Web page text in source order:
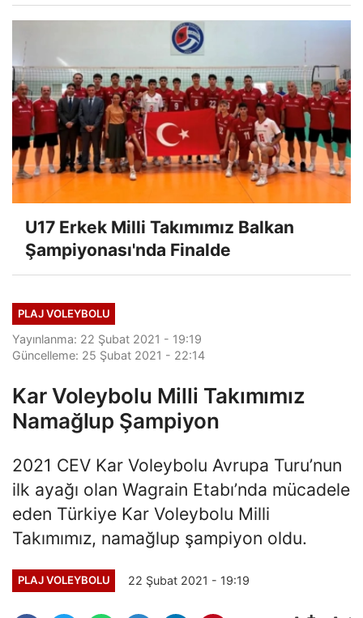
U17 Erkek Milli Takımımız Balkan
Şampiyonası'nda Finalde
PLAJ VOLEYBOLU
Yayınlanma: 22 Şubat 2021 - 19:19
Güncelleme: 25 Şubat 2021 - 22:14
Kar Voleybolu Milli Takımımız
Namağlup Şampiyon
2021 CEV Kar Voleybolu Avrupa Turu’nun
ilk ayağı olan Wagrain Etabı’nda mücadele
eden Türkiye Kar Voleybolu Milli
Takımımız, namağlup şampiyon oldu.
PLAJ VOLEYBOLU 22 Şubat 2021 - 19:19